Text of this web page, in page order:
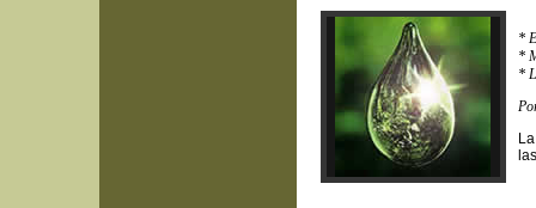
*
*
*